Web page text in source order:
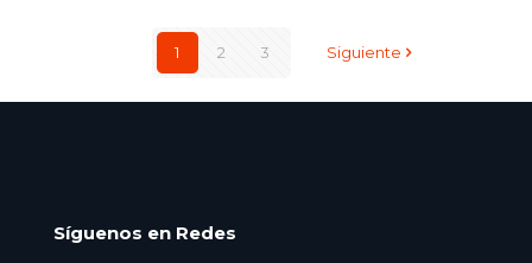
1 2 3 Siguiente
Síguenos en Redes